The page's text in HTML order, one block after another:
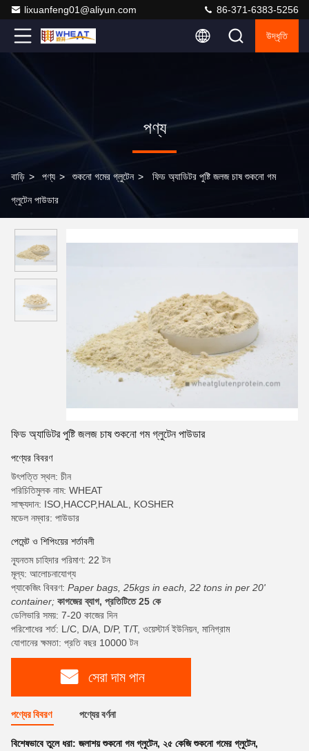
lixuanfeng01@aliyun.com 86-371-6383-5256
উদ্ধৃতি
পণ্য
বাড়ি > পণ্য > শুকনো গমের গ্লুটেন > ফিড অ্যাডিটর পুষ্টি জলজ চাষ শুকনো গম
গ্লুটেন পাউডার
ফিড অ্যাডিটর পুষ্টি জলজ চাষ শুকনো গম গ্লুটেন পাউডার
পণ্যের বিবরণ
উৎপত্তি স্থল: চীন
পরিচিতিমুলক নাম: WHEAT
সাক্ষ্যদান: ISO,HACCP,HALAL, KOSHER
মডেল নম্বার: পাউডার
পেমেন্ট ও শিপিংয়ের শর্তাবলী
ন্যূনতম চাহিদার পরিমাণ: 22 টন
মূল্য: আলোচনাযোগ্য
প্যাকেজিং বিবরণ: Paper bags, 25kgs in each, 22 tons in per 20'
container; কাগজের ব্যাগ, প্রতিটিতে 25 কে
ডেলিভারি সময়: 7-20 কাজের দিন
পরিশোধের শর্ত: L/C, D/A, D/P, T/T, ওয়েস্টার্ন ইউনিয়ন, মানিগ্রাম
যোগানের ক্ষমতা: প্রতি বছর 10000 টন
সেরা দাম পান
পণ্যের বিবরণ পণ্যের বর্ণনা
বিশেষভাবে তুলে ধরা: জলাশয় শুকনো গম গ্লুটেন, ২৫ কেজি শুকনো গমের গ্লুটেন,